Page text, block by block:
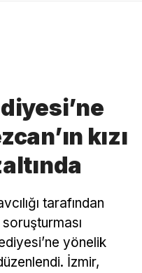
kızı
tarafından
yönelik
İzmir,